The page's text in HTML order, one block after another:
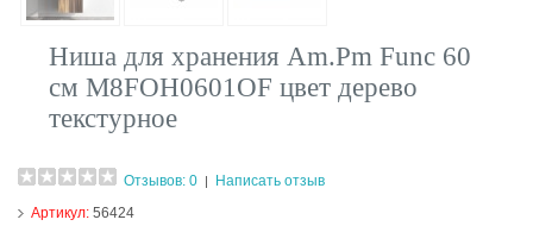
Ниша для хранения Am.Pm Func 60
см M8FOH0601OF цвет дерево
текстурное
Отзывов: 0
Написать отзыв
Артикул:56424